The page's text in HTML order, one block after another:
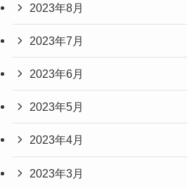
2023年8月
2023年7月
2023年6月
2023年5月
2023年4月
2023年3月